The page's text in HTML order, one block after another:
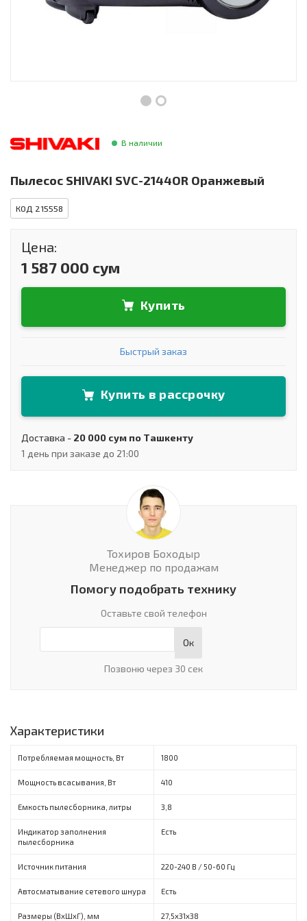
Инструменты и техника
Сантехника В наличии
Пылесос SHIVAKI SVC-2144OR Оранжевый
КОД 215558
Цена:
1 587 000 сум
Купить
Быстрый заказ
Купить в рассрочку
Доставка - 20 000 сум по Ташкенту
1 день при заказе до 21:00
Тохиров Боходыр
Менеджер по продажам
Помогу подобрать технику
Оставьте свой телефон
Ок
Позвоню через 30 сек
Характеристики
Потребляемая мощность, Вт 1800
Мощность всасывания, Вт 410
Емкость пылесборника, литры 3,8
Индикатор заполнения
пылесборника
Есть
Источник питания 220-240 B / 50-60 Гц
Автосматывание сетевого шнура Есть
Размеры (ВхШхГ), мм 27,5х31х38